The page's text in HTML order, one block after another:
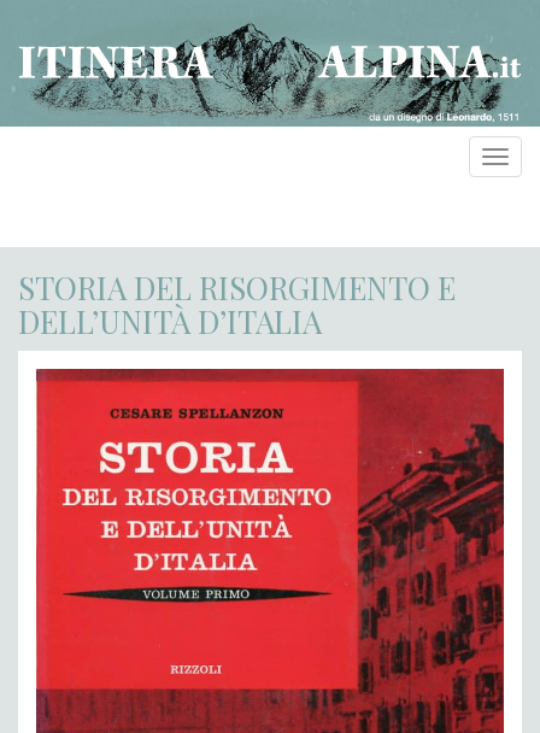
STORIA DEL RISORGIMENTO E
DELL’UNITÀ D’ITALIA